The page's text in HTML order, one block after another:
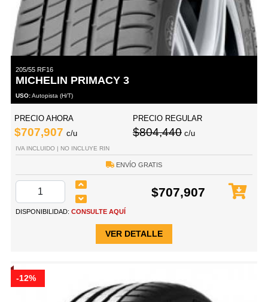
205/55 RF16
MICHELIN PRIMACY 3
USO:Autopista (H/T)
PRECIO AHORA
$707,907 c/u
PRECIO REGULAR
$804,440 c/u
IVA INCLUIDO | NO INCLUYE RIN
ENVÍO GRATIS
$707,907
DISPONIBILIDAD: CONSULTE AQUÍ
VER DETALLE
-12%